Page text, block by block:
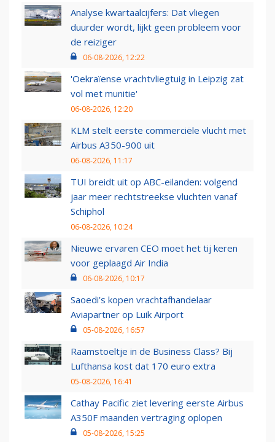
Analyse kwartaalcijfers: Dat vliegen
duurder wordt, lijkt geen probleem voor
de reiziger
06-08-2026, 12:22
'Oekraïense vrachtvliegtuig in Leipzig zat
vol met munitie'
06-08-2026, 12:20
KLM stelt eerste commerciële vlucht met
Airbus A350-900 uit
06-08-2026, 11:17
TUI breidt uit op ABC-eilanden: volgend
jaar meer rechtstreekse vluchten vanaf
Schiphol
06-08-2026, 10:24
Nieuwe ervaren CEO moet het tij keren
voor geplaagd Air India
06-08-2026, 10:17
Saoedi’s kopen vrachtafhandelaar
Aviapartner op Luik Airport
05-08-2026, 16:57
Raamstoeltje in de Business Class? Bij
Lufthansa kost dat 170 euro extra
05-08-2026, 16:41
Cathay Pacific ziet levering eerste Airbus
A350F maanden vertraging oplopen
05-08-2026, 15:25